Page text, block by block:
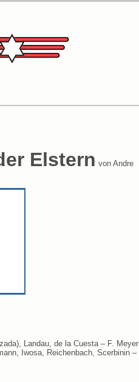
Elstern von Andre
Landau, de la Cuesta – F. Meyer
Iwosa, Reichenbach, Scerbinin –